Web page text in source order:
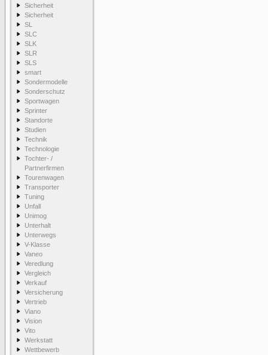
Sicherheit
Sicherheit
SL
SLC
SLK
SLR
SLS
smart
Sondermodelle
Sonderschutz
Sportwagen
Sprinter
Standorte
Studien
Technik
Technologie
Tochter- /
Partnerfirmen
Tourenwagen
Transporter
Tuning
Unfall
Unimog
Unterhalt
Unterwegs
V-Klasse
Vaneo
Veredlung
Vergleich
Verkauf
Versicherung
Vertrieb
Viano
Vision
Vito
Werkstatt
Wettbewerb